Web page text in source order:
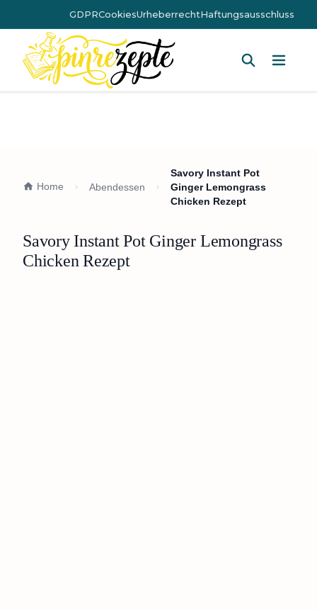
GDPRCookiesUrheberrechtHaftungsausschluss
Home Abendessen
Savory Instant Pot
Ginger Lemongrass
Chicken Rezept
Savory Instant Pot Ginger Lemongrass
Chicken Rezept